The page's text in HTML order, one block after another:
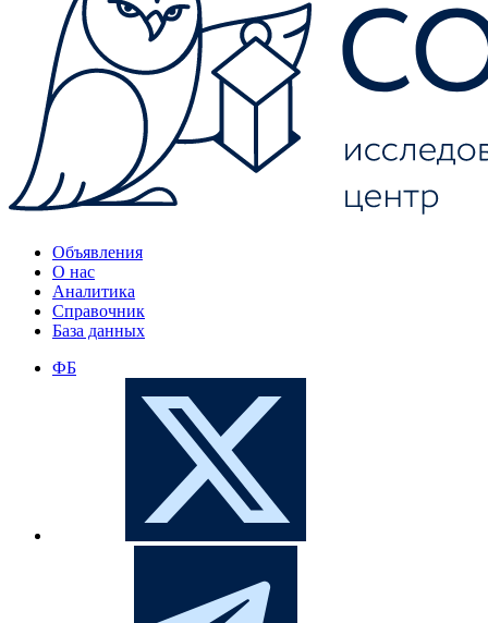
Объявления
О нас
Аналитика
Справочник
База данных
ФБ